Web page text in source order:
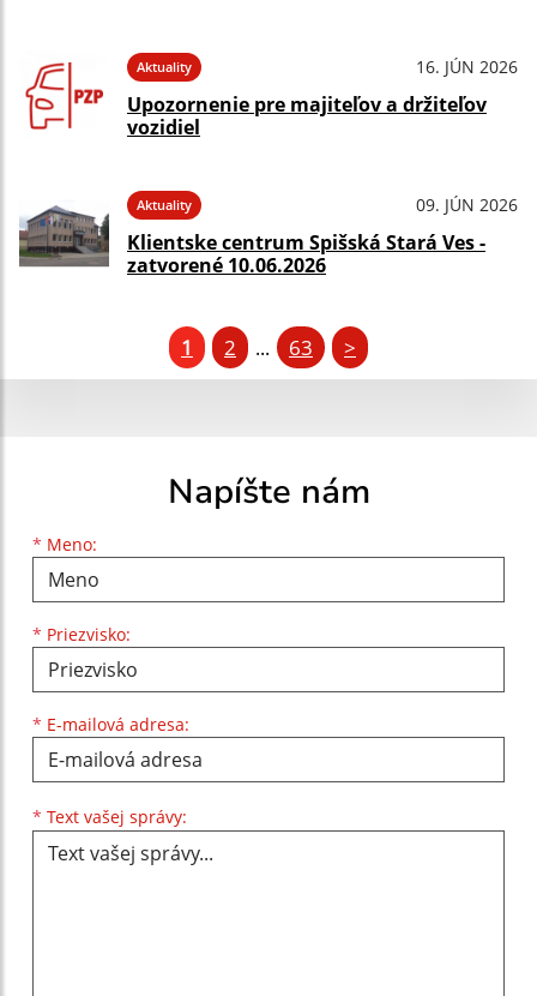
Aktuality 16. JÚN 2026
Upozornenie pre majiteľov a držiteľov
vozidiel
Aktuality 09. JÚN 2026
Klientske centrum Spišská Stará Ves -
zatvorené 10.06.2026
1 2 ... 63 >
Napíšte nám
* Meno:
Meno
* Priezvisko:
Priezvisko
* E-mailová adresa:
E-mailová adresa
* Text vašej správy: